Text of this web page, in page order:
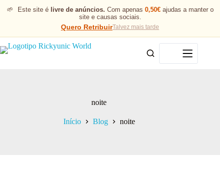
🌱 Este site é livre de anúncios. Com apenas 0,50€ajudas a manter o
site e causas sociais.
Quero RetribuirTalvez mais tarde
Menu
noite
Início Blog noite